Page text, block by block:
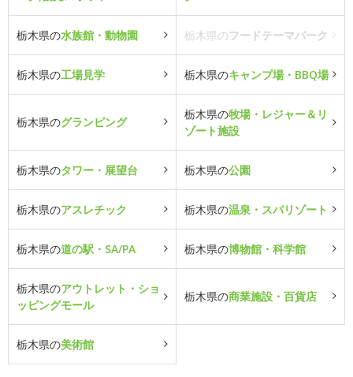
栃木県の水族館・動物園 栃木県のフードテーマパーク
栃木県の工場見学 栃木県のキャンプ場・BBQ場
栃木県のグランピング
栃木県の牧場・レジャー＆リ
ゾート施設
栃木県のタワー・展望台 栃木県の公園
栃木県のアスレチック 栃木県の温泉・スパリゾート
栃木県の道の駅・SA/PA 栃木県の博物館・科学館
栃木県のアウトレット・ショ
ッピングモール
栃木県の商業施設・百貨店
栃木県の美術館